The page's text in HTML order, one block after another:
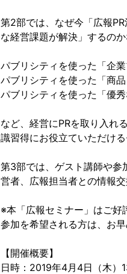
第2部では、なぜ今「広報
な経営課題が解決」するの
パブリシティを使った「企業
パブリシティを使った「商
パブリシティを使った「優秀
など、経営にPRを取り入れ
識習得にお役立ていただける
第3部では、ゲスト講師や参
営者、広報担当者との情報
※本「広報セミナー」はご好
参加を希望される方は、お
【開催概要】
日時：2019年4月4日（木）